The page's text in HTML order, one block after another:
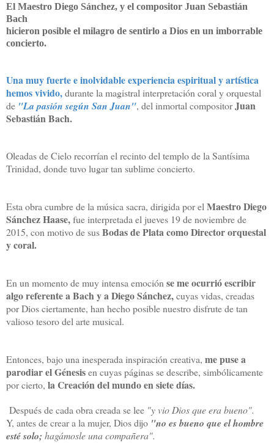
El Maestro Diego Sánchez, y el compositor Juan Sebastián
Bach
hicieron posible el milagro de sentirlo a Dios en un imborrable
concierto.
Una muy fuerte e inolvidable experiencia espiritual y artística
hemos vivido,durante la magistral interpretación coral y orquestal
de "La pasión según San Juan", del inmortal compositorJuan
Sebastián Bach.
Oleadas de Cielo recorrían el recinto del templo de la Santísima
Trinidad, donde tuvo lugar tan sublime concierto.
Esta obra cumbre de la música sacra, dirigida por el Maestro Diego
Sánchez Haase,fue interpretada el jueves 19 de noviembre de
2015, con motivo de susBodas de Plata como Director orquestal
y coral.
En un momento de muy intensa emoción se me ocurrió escribir
algo referente a Bach y a Diego Sánchez,cuyas vidas, creadas
por Dios ciertamente, han hecho posible nuestro disfrute de tan
valioso tesoro del arte musical.
Entonces, bajo una inesperada inspiración creativa, me puse a
parodiar el Génesisen cuyas páginas se describe, simbólicamente
por cierto, la Creación del mundo en siete días.
Después de cada obra creada se lee "y vio Dios que era bueno".
Y, antes de crear a la mujer, Dios dijo "no es bueno que el hombre
esté solo; hagámosle una compañera".